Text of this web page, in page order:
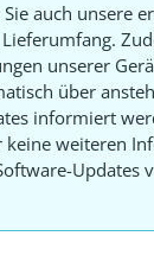
auch unsere
unserer
über
informiert
keine weiteren
Updates